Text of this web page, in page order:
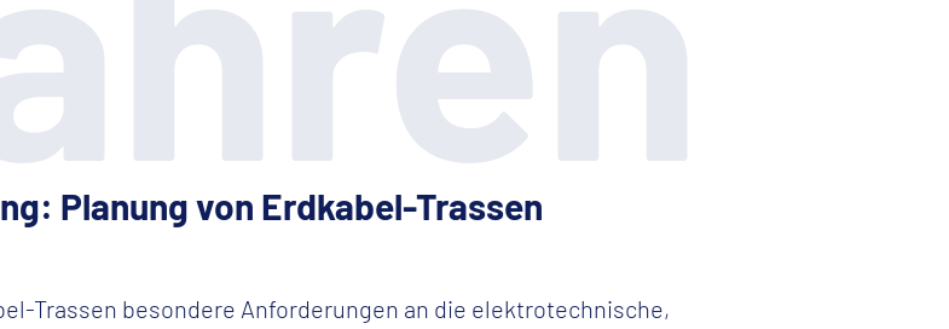
Planung von Erdkabel-Trassen
Trassen besondere Anforderungen an die elektrotechnische,